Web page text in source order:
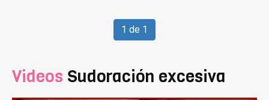
1 de 1
Videos Sudoración excesiva